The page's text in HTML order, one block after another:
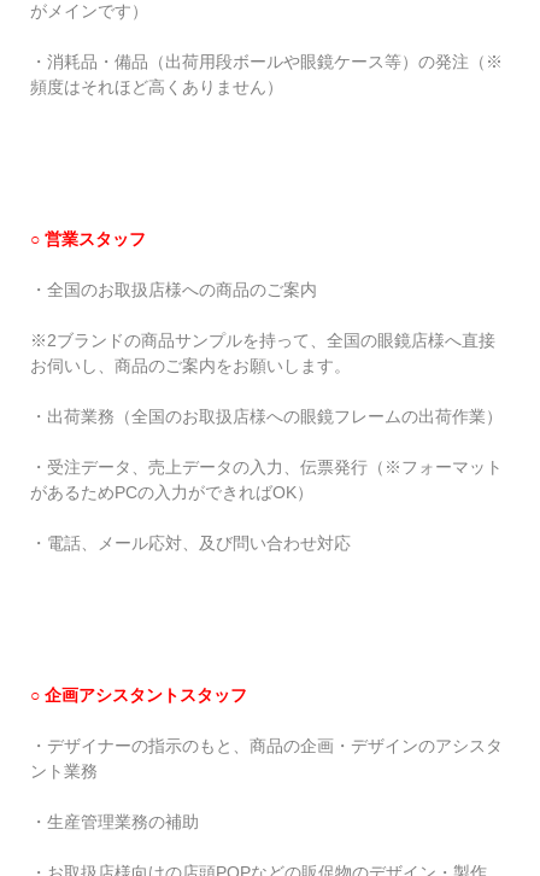
がメインです）
・消耗品・備品（出荷用段ボールや眼鏡ケース等）の発注（※
頻度はそれほど高くありません）
○営業スタッフ
・全国のお取扱店様への商品のご案内
※2ブランドの商品サンプルを持って、全国の眼鏡店様へ直接
お伺いし、商品のご案内をお願いします。
・出荷業務（全国のお取扱店様への眼鏡フレームの出荷作業）
・受注データ、売上データの入力、伝票発行（※フォーマット
があるためPCの入力ができればOK）
・電話、メール応対、及び問い合わせ対応
○企画アシスタントスタッフ
・デザイナーの指示のもと、商品の企画・デザインのアシスタ
ント業務
・生産管理業務の補助